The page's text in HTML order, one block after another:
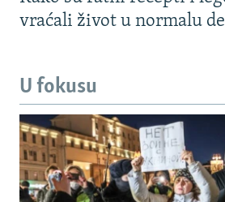
vraćali život u normalu
U fokusu